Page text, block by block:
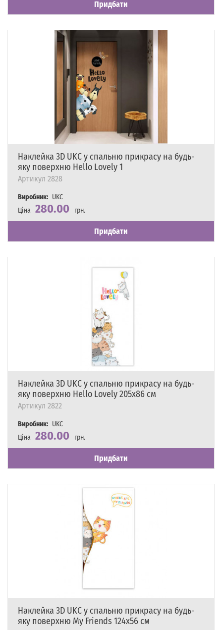
Придбати
Наклейка 3D UKC у спальню прикрасу на будь-
яку поверхню Hello Lovely 1
Артикул 2828
Виробник: UKC
Ціна 280.00
грн.
Наявність
Є в наявності
Придбати
Наклейка 3D UKC у спальню прикрасу на будь-
яку поверхню Hello Lovely 205х86 см
Артикул 2822
Виробник: UKC
Ціна 280.00
грн.
Наявність
Є в наявності
Придбати
Наклейка 3D UKC у спальню прикрасу на будь-
яку поверхню My Friends 124х56 см